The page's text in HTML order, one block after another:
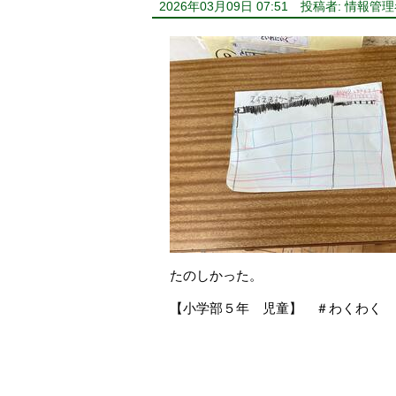
2026年03月09日 07:51 投稿者: 情報管理
たのしかった。
【小学部５年 児童】 ＃わくわく